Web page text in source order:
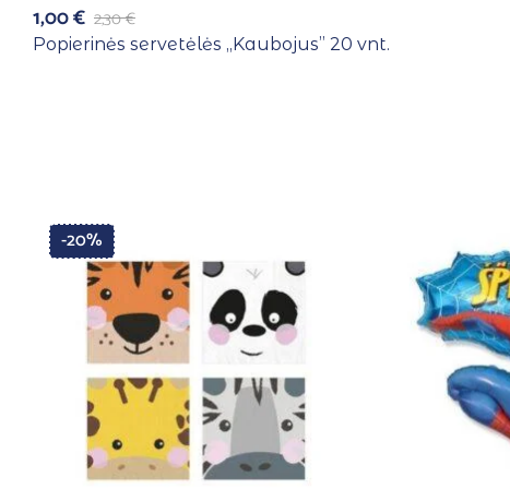
2,30€
1,00€
Popierinės servetėlės ,,Kaubojus” 20 vnt.
-20%